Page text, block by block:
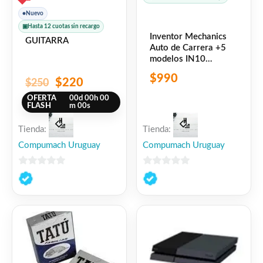
● Nuevo
▣ Hasta 12 cuotas sin recargo
GUITARRA
$250 $220
OFERTA
FLASH
00d 00h 00
m 00s
Tienda:
Compumach Uruguay
0
de
Inventor Mechanics
Auto de Carrera +5
modelos IN10
$990
Tienda:
Compumach Uruguay
0
de